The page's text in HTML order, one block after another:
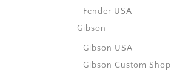
Fender USA
Gibson
Gibson USA
Gibson Custom Shop